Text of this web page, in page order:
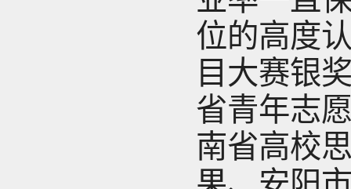
位的高度
目大赛银
省青年志
南省高校